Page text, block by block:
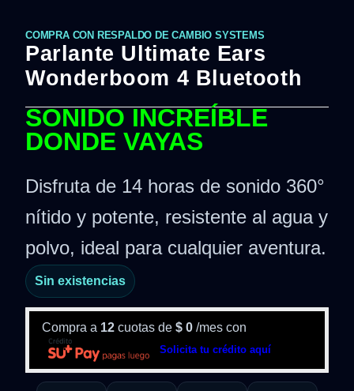
COMPRA CON RESPALDO DE CAMBIO SYSTEMS
Parlante Ultimate Ears
Wonderboom 4 Bluetooth
SONIDO INCREÍBLE
DONDE VAYAS
Disfruta de 14 horas de sonido 360°
nítido y potente, resistente al agua y
polvo, ideal para cualquier aventura.
Sin existencias
Compra a 12 cuotas de $ 0 /mes con
Solicita tu crédito aquí